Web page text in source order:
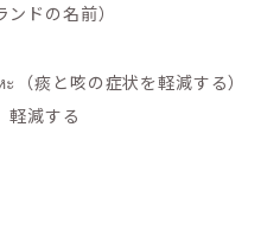
ドの名前）
痰と咳の症状を軽減する）
軽減する